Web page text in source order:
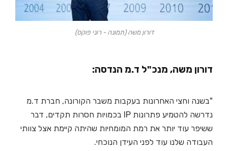
דורון משה (תמונה - רוני פוקס)
דורון משה, מנכ"ל ד.מ הנדסה:
"בשנה וחצי האחרונות בעקבות משבר הקורונה, חברת ד.מ
נדרשה להטמיע פתרונות IP בכמויות חסרות תקדים, דבר
ששיפר עוד יותר את רמת המומחיות שהיתה קיימת אצל צוותי
העבודה שלנו עוד לפני העידן הנוכחי.